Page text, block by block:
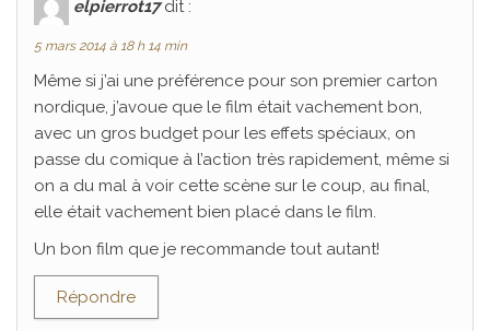
elpierrot17 dit :
5 mars 2014 à 18 h 14 min
Même si j’ai une préférence pour son premier carton
nordique, j’avoue que le film était vachement bon,
avec un gros budget pour les effets spéciaux, on
passe du comique à l’action très rapidement, même si
on a du mal à voir cette scène sur le coup, au final,
elle était vachement bien placé dans le film.
Un bon film que je recommande tout autant!
Répondre